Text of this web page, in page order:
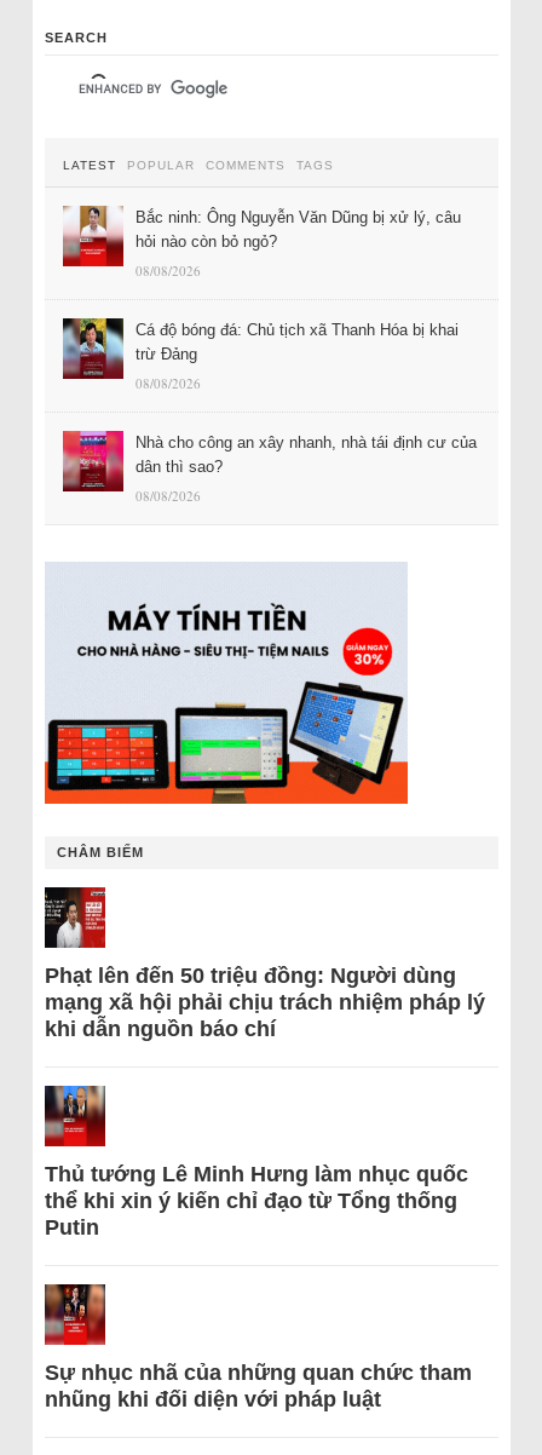
SEARCH
LATEST POPULAR COMMENTS TAGS
Bắc ninh: Ông Nguyễn Văn Dũng bị xử lý, câu
hỏi nào còn bỏ ngỏ?
08/08/2026
Cá độ bóng đá: Chủ tịch xã Thanh Hóa bị khai
trừ Đảng
08/08/2026
Nhà cho công an xây nhanh, nhà tái định cư của
dân thì sao?
08/08/2026
CHÂM BIẾM
Phạt lên đến 50 triệu đồng: Người dùng
mạng xã hội phải chịu trách nhiệm pháp lý
khi dẫn nguồn báo chí
Thủ tướng Lê Minh Hưng làm nhục quốc
thể khi xin ý kiến chỉ đạo từ Tổng thống
Putin
Sự nhục nhã của những quan chức tham
nhũng khi đối diện với pháp luật